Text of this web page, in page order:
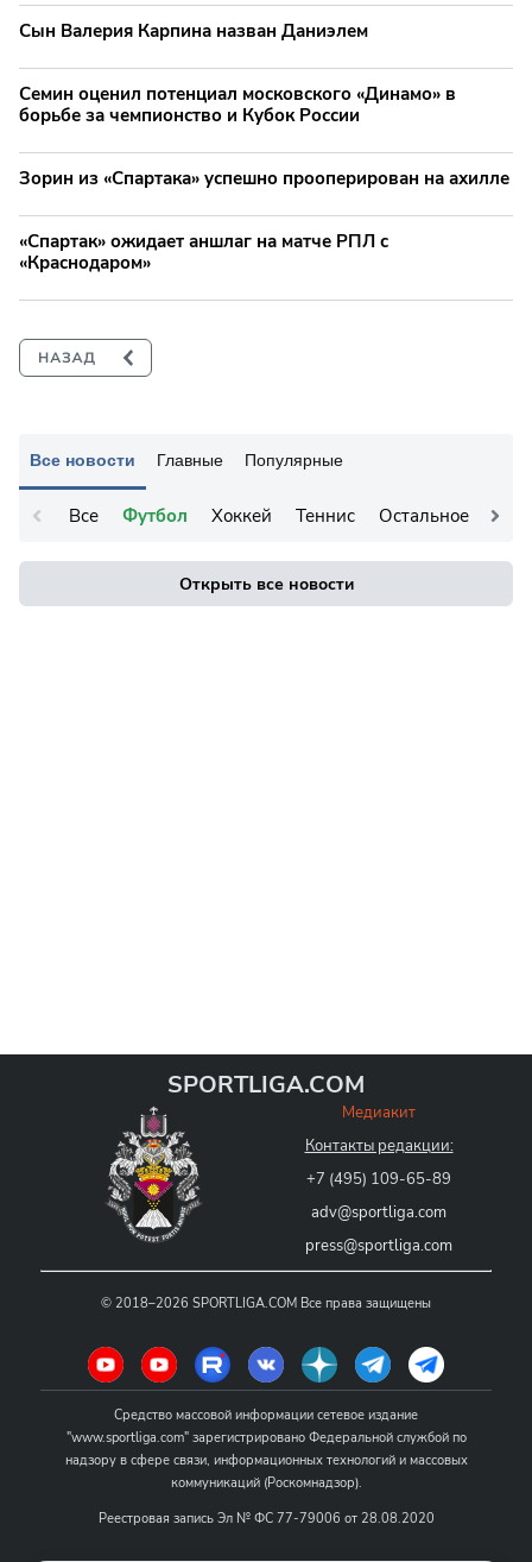
Все новости Главные Популярные
Все Футбол Хоккей Теннис Остальное
Открыть все новости
Сын Валерия Карпина назван Даниэлем
Семин оценил потенциал московского «Динамо» в
борьбе за чемпионство и Кубок России
Зорин из «Спартака» успешно прооперирован на ахилле
«Спартак» ожидает аншлаг на матче РПЛ с
«Краснодаром»
SPORTLIGA.COM
Медиакит
Контакты редакции:
+7 (495) 109-65-89
adv@sportliga.com
press@sportliga.com
© 2018–2026 SPORTLIGA.COM Все права защищены
Средство массовой информации сетевое издание
"www.sportliga.com" зарегистрировано Федеральной службой по
надзору в сфере связи, информационных технологий и массовых
коммуникаций (Роскомнадзор).
Реестровая запись Эл № ФС 77-79006 от 28.08.2020